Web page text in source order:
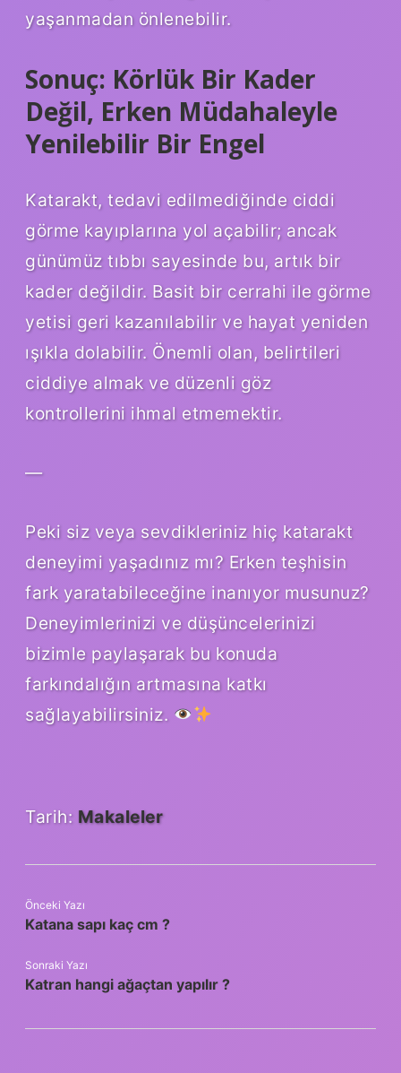
yaşanmadan önlenebilir.
Sonuç: Körlük Bir Kader
Değil, Erken Müdahaleyle
Yenilebilir Bir Engel
Katarakt, tedavi edilmediğinde ciddi
görme kayıplarına yol açabilir; ancak
günümüz tıbbı sayesinde bu, artık bir
kader değildir. Basit bir cerrahi ile görme
yetisi geri kazanılabilir ve hayat yeniden
ışıkla dolabilir. Önemli olan, belirtileri
ciddiye almak ve düzenli göz
kontrollerini ihmal etmemektir.
—
Peki siz veya sevdikleriniz hiç katarakt
deneyimi yaşadınız mı? Erken teşhisin
fark yaratabileceğine inanıyor musunuz?
Deneyimlerinizi ve düşüncelerinizi
bizimle paylaşarak bu konuda
farkındalığın artmasına katkı
sağlayabilirsiniz.
Tarih: Makaleler
Önceki Yazı
Katana sapı kaç cm ?
Sonraki Yazı
Katran hangi ağaçtan yapılır ?